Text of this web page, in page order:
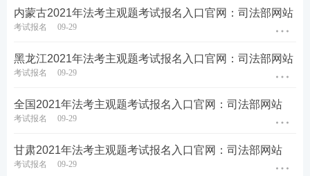
内蒙古2021年法考主观题考试报名入口官网：司法部网站
考试报名 09-29
黑龙江2021年法考主观题考试报名入口官网：司法部网站
考试报名 09-29
全国2021年法考主观题考试报名入口官网：司法部网站
考试报名 09-29
甘肃2021年法考主观题考试报名入口官网：司法部网站
考试报名 09-29